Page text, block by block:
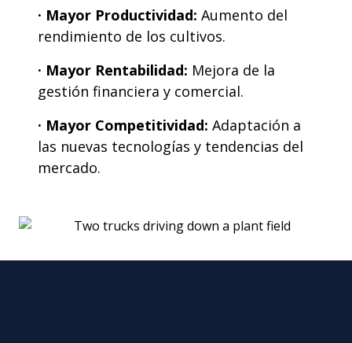
· Mayor Productividad: Aumento del
rendimiento de los cultivos.
· Mayor Rentabilidad: Mejora de la
gestión financiera y comercial.
· Mayor Competitividad: Adaptación a
las nuevas tecnologías y tendencias del
mercado.